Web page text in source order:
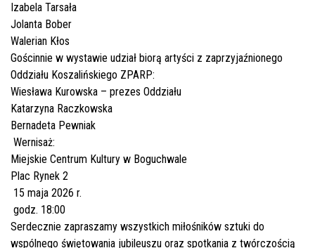
Izabela Tarsała
Jolanta Bober
Walerian Kłos
Gościnnie w wystawie udział biorą artyści z zaprzyjaźnionego
Oddziału Koszalińskiego ZPARP:
Wiesława Kurowska – prezes Oddziału
Katarzyna Raczkowska
Bernadeta Pewniak
Wernisaż:
Miejskie Centrum Kultury w Boguchwale
Plac Rynek 2
15 maja 2026 r.
godz. 18:00
Serdecznie zapraszamy wszystkich miłośników sztuki do
wspólnego świętowania jubileuszu oraz spotkania z twórczością